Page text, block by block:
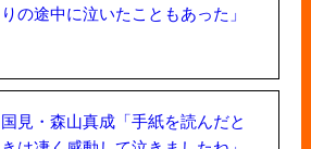
りの途中に泣いたこともあった」
国見・森山真成「手紙を読んだと